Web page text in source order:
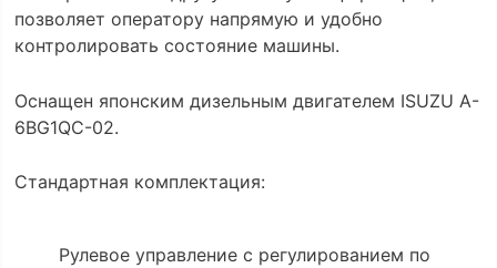
позволяет оператору напрямую и удобно
контролировать состояние машины.
Оснащен японским дизельным двигателем ISUZU A-
6BG1QC-02.
Стандартная комплектация:
Рулевое управление с регулированием по